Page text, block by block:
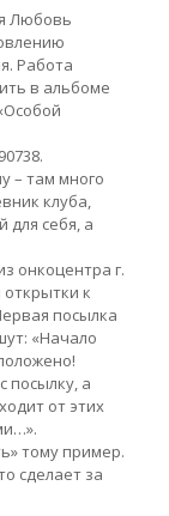
Любовь
Работа
в альбоме
– там много
клуба,
для себя, а
онкоцентра г.
к
посылка
«Начало
посылку, а
от этих
тому пример.
сделает за